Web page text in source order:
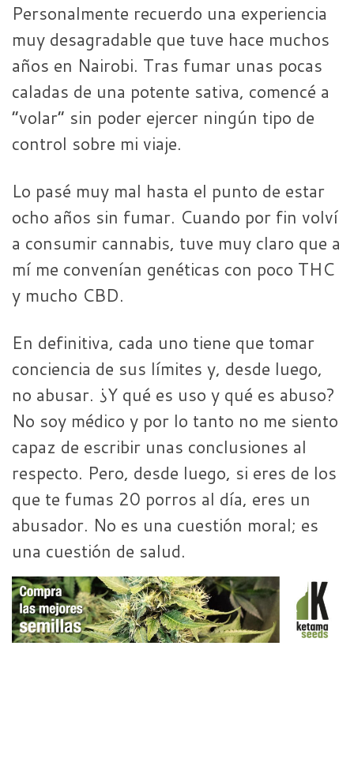
Personalmente recuerdo una experiencia
muy desagradable que tuve hace muchos
años en Nairobi. Tras fumar unas pocas
caladas de una potente sativa, comencé a
“volar” sin poder ejercer ningún tipo de
control sobre mi viaje.
Lo pasé muy mal hasta el punto de estar
ocho años sin fumar. Cuando por fin volví
a consumir cannabis, tuve muy claro que a
mí me convenían genéticas con poco THC
y mucho CBD.
En definitiva, cada uno tiene que tomar
conciencia de sus límites y, desde luego,
no abusar. ¿Y qué es uso y qué es abuso?
No soy médico y por lo tanto no me siento
capaz de escribir unas conclusiones al
respecto. Pero, desde luego, si eres de los
que te fumas 20 porros al día, eres un
abusador. No es una cuestión moral; es
una cuestión de salud.